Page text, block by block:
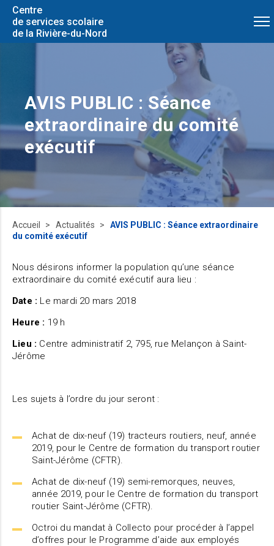
Centre
de services scolaire
de la Rivière-du-Nord
AVIS PUBLIC : Séance
extraordinaire du comité
exécutif
Accueil Actualités
AVIS PUBLIC : Séance extraordinaire
du comité exécutif
Nous désirons informer la population qu’une séance
extraordinaire du comité exécutif aura lieu :
Date : Le mardi 20 mars 2018
Heure : 19 h
Lieu : Centre administratif 2, 795, rue Melançon à Saint-
Jérôme
Les sujets à l’ordre du jour seront :
Achat de dix-neuf (19) tracteurs routiers, neuf, année
2019, pour le Centre de formation du transport routier
Saint-Jérôme (CFTR).
Achat de dix-neuf (19) semi-remorques, neuves,
année 2019, pour le Centre de formation du transport
routier Saint-Jérôme (CFTR).
Octroi du mandat à Collecto pour procéder à l’appel
d’offres pour le Programme d’aide aux employés